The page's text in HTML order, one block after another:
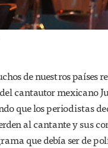
de nuestros países
cantautor mexicano
que los periodistas
al cantante y sus
que debía ser de